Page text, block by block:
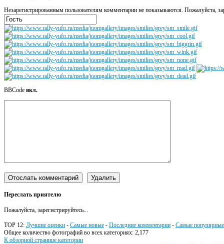
Незарегистрированным пользователям комментарии не показываются. Пожалуйста,
BBCode вкл.
Переслать приятелю
Пожалуйста, зарегистрируйтесь...
TOP 12: Лучшие оценки - Самые новые - Последние комментарии - Самые популярные
Общее количество фотографий во всех категориях: 2,177
К обзорной странице категории